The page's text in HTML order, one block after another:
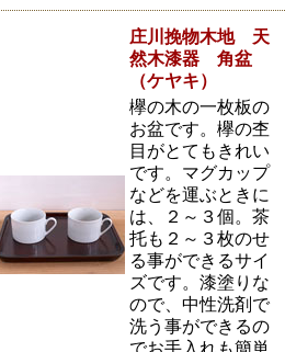
庄川挽物木地 天
然木漆器 角盆
（ケヤキ）
欅の木の一枚板の
お盆です。欅の杢
目がとてもきれい
です。マグカップ
などを運ぶときに
は、２～３個。茶
托も２～３枚のせ
る事ができるサイ
ズです。漆塗りな
ので、中性洗剤で
洗う事ができるの